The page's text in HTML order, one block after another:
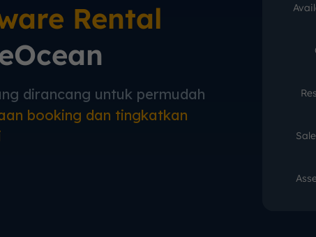
Rental
dirancang untuk permudah
booking dan tingkatkan